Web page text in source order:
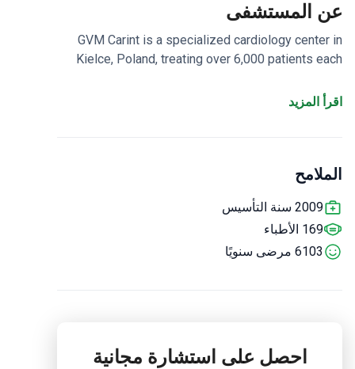
عن المستشفى
GVM Carint is a specialized cardiology center in
Kielce, Poland, treating over 6,000 patients each
electrotherapy, and angiology. The clinic has 169
diagnostic and therapeutic procedures for coronary
both local and international patients with a focused
cardiology team.
اقرأ المزيد
الملامح
2009 سنة التأسيس
169 الأطباء
6103 مرضى سنويًا
احصل على استشارة مجانية